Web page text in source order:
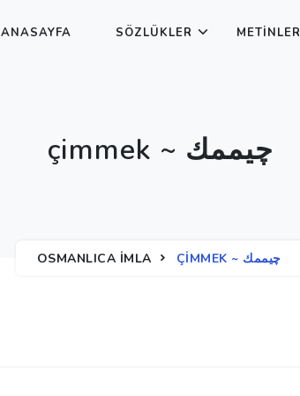
ANASAYFA SÖZLÜKLER METINLER
çimmek ~ چیممك
OSMANLICA İMLA ÇIMMEK ~ چیممك